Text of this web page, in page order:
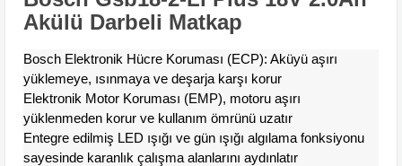
Akülü Darbeli Matkap
Bosch Elektronik Hücre Koruması (ECP): Aküyü aşırı
yüklemeye, ısınmaya ve deşarja karşı korur
Elektronik Motor Koruması (EMP), motoru aşırı
yüklenmeden korur ve kullanım ömrünü uzatır
Entegre edilmiş LED ışığı ve gün ışığı algılama fonksiyonu
sayesinde karanlık çalışma alanlarını aydınlatır